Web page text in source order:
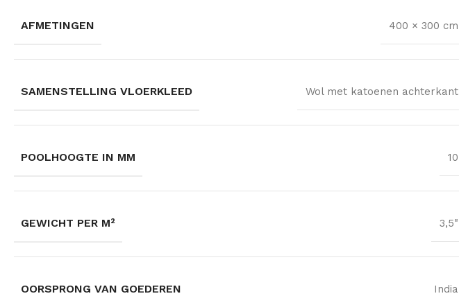
AFMETINGEN 400 × 300 cm
SAMENSTELLING VLOERKLEED Wol met katoenen achterkant
POOLHOOGTE IN MM 10
GEWICHT PER M² 3,5"
OORSPRONG VAN GOEDEREN India